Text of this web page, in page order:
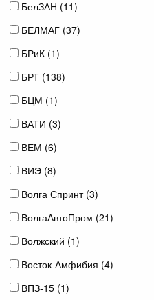
БелЗАН (11)
БЕЛМАГ (37)
БРиК (1)
БРТ (138)
БЦМ (1)
ВАТИ (3)
ВЕМ (6)
ВИЭ (8)
Волга Спринт (3)
ВолгаАвтоПром (21)
Волжский (1)
Восток-Амфибия (4)
ВПЗ-15 (1)